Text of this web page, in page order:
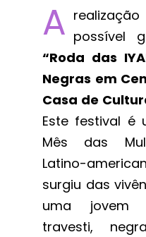
A possível
“Roda das
Negras em
Casa de
Este festival é
Mês das
Latino-
surgiu das
uma jovem
travesti,